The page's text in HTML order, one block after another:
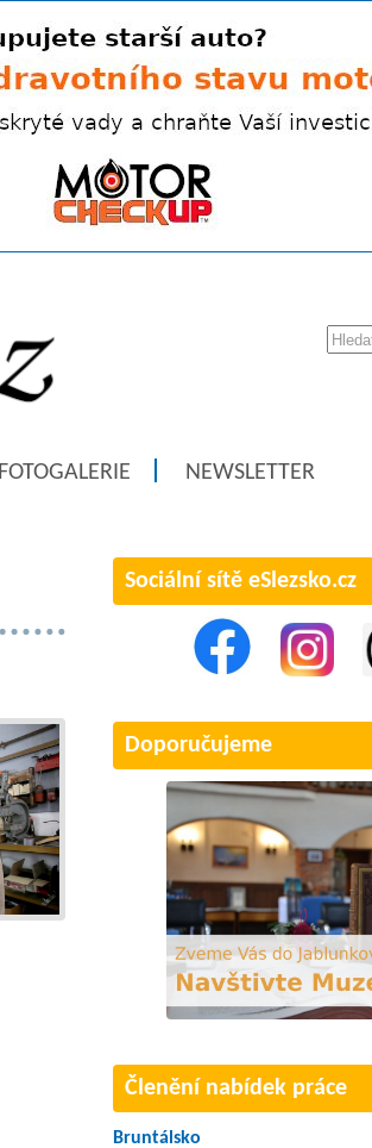
FOTOGALERIE NEWSLETTER
Sociální sítě eSlezsko.cz
Doporučujeme
Členění nabídek práce
Bruntálsko